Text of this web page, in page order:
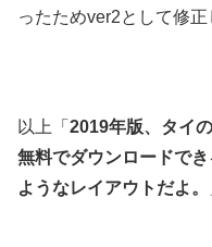
ったためver2として修
以上「 2019年版、タイ
無料でダウンロードで
ようなレイアウトだよ。